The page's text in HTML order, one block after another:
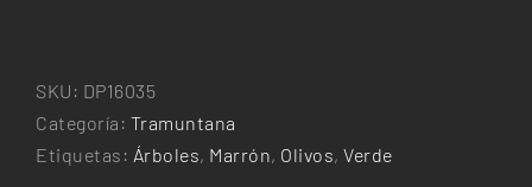
SKU: DP16035
Categoría: Tramuntana
Etiquetas: Árboles, Marrón, Olivos, Verde